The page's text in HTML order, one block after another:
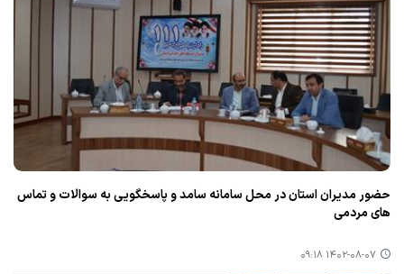
حضور مدیران استان در محل سامانه سامد و پاسخگویی به سوالات و تماس
های مردمی
۱۴۰۲-۰۸-۰۷ ۰۹:۱۸